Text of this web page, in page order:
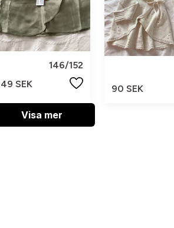
146/152
49 SEK
90 SEK
Visa mer